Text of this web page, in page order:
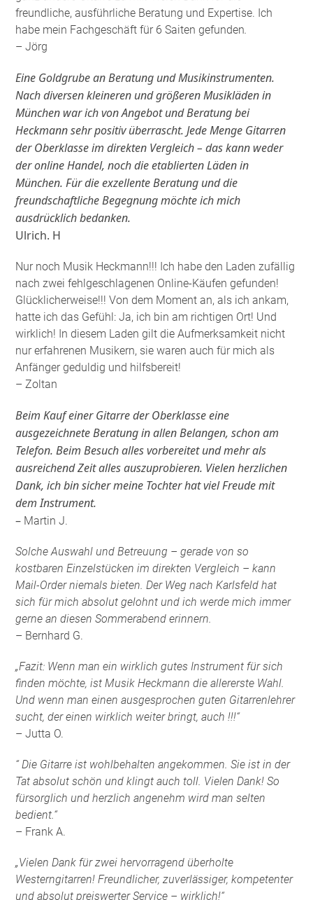
freundliche, ausführliche Beratung und Expertise. Ich
habe mein Fachgeschäft für 6 Saiten gefunden
– Jörg
Eine Goldgrube an Beratung und Musikinstrumenten.
Nach diversen kleineren und größeren Musikläden in
München war ich von Angebot und Beratung bei
Heckmann sehr positiv überrascht. Jede Menge Gitarren
der Oberklasse im direkten Vergleich – das kann weder
der online Handel, noch die etablierten Läden in
München. Für die exzellente Beratung und die
freundschaftliche Begegnung möchte ich mich
ausdrücklich bedanken.
Ulrich. H
Nur noch Musik Heckmann!!! Ich habe den Laden zufällig
nach zwei fehlgeschlagenen Online-Käufen gefunden!
Glücklicherweise!!! Von dem Moment an, als ich ankam,
hatte ich das Gefühl: Ja, ich bin am richtigen Ort! Und
wirklich! In diesem Laden gilt die Aufmerksamkeit nicht
nur erfahrenen Musikern, sie waren auch für mich als
Anfänger geduldig und hilfsbereit!
– Zoltan
Beim Kauf einer Gitarre der Oberklasse eine
ausgezeichnete Beratung in allen Belangen, schon am
Telefon. Beim Besuch alles vorbereitet und mehr als
ausreichend Zeit alles auszuprobieren. Vielen herzlichen
Dank, ich bin sicher meine Tochter hat viel Freude mit
dem Instrument.
– Martin J.
Solche Auswahl und Betreuung – gerade von so
kostbaren Einzelstücken im direkten Vergleich – kann
Mail-Order niemals bieten. Der Weg nach Karlsfeld hat
sich für mich absolut gelohnt und ich werde mich immer
gerne an diesen Sommerabend erinnern.
– Bernhard G.
„Fazit: Wenn man ein wirklich gutes Instrument für sich
finden möchte, ist Musik Heckmann die allererste Wahl.
Und wenn man einen ausgesprochen guten Gitarrenlehrer
sucht, der einen wirklich weiter bringt, auch !!!“
– Jutta O.
“ Die Gitarre ist wohlbehalten angekommen. Sie ist in der
Tat absolut schön und klingt auch toll. Vielen Dank! So
fürsorglich und herzlich angenehm wird man selten
bedient.“
– Frank A.
„Vielen Dank für zwei hervorragend überholte
Westerngitarren! Freundlicher, zuverlässiger, kompetenter
und absolut preiswerter Service – wirklich!“